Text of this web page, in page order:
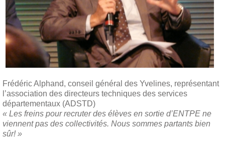
Frédéric Alphand, conseil général des Yvelines, représentant
l’association des directeurs techniques des services
départementaux (ADSTD)
« Les freins pour recruter des élèves en sortie d’ENTPE ne
viennent pas des collectivités. Nous sommes partants bien
sûr! »